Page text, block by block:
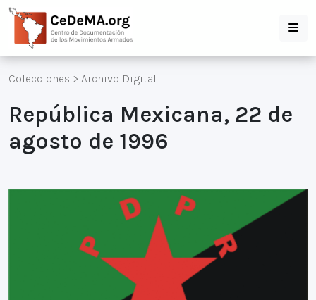
Colecciones > Archivo Digital
República Mexicana, 22 de
agosto de 1996